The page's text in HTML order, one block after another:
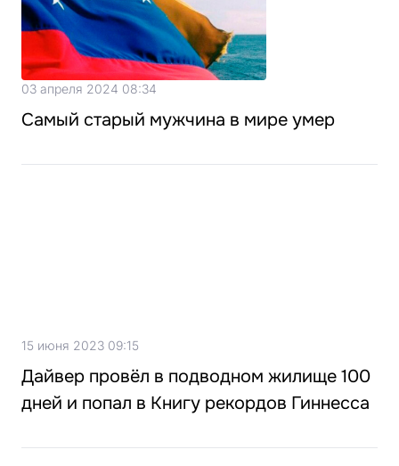
03 апреля 2024 08:34
Самый старый мужчина в мире умер
15 июня 2023 09:15
Дайвер провёл в подводном жилище 100
дней и попал в Книгу рекордов Гиннесса